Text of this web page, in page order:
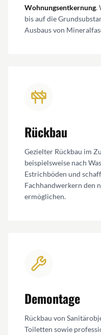
Wohnungsentkernung.
bis auf die
Ausbaus von
Rückbau
Gezielter Rückbau im
beispielsweise nach
Estrichböden und
Fachhandwerkern den
ermöglichen.
Demontage
Rückbau von
Toiletten sowie